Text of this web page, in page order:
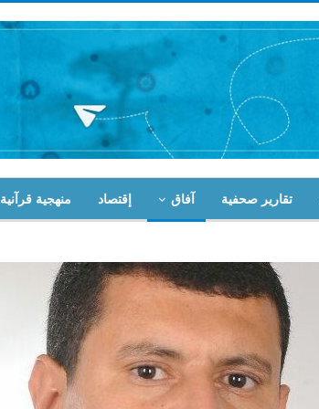
تقارير صحفية آفاق إقتصاد منهجية قرآنية